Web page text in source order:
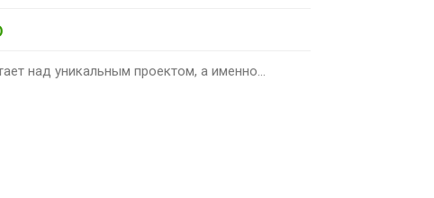
над уникальным проектом, а именно...